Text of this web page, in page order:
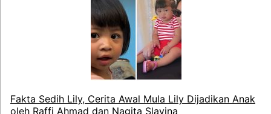
Fakta Sedih Lily, Cerita Awal Mula Lily Dijadikan Anak
oleh Raffi Ahmad dan Nagita Slavina